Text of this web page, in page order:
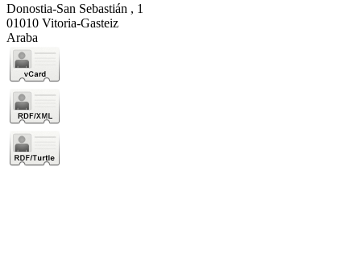
Donostia-San Sebastián , 1
01010 Vitoria-Gasteiz
Araba